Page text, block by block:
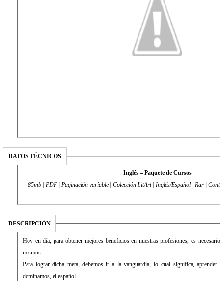
DATOS TÉCNICOS
Inglés – Paquete de Cursos
85mb | PDF | Paginación variable | Colección LitArt | Inglés/Español | Rar |
DESCRIPCIÓN
Hoy en día, para obtener mejores beneficios en nuestras profesiones, es
mismos.
Para lograr dicha meta, debemos ir a la vanguardia, lo cual significa,
dominamos, el español.